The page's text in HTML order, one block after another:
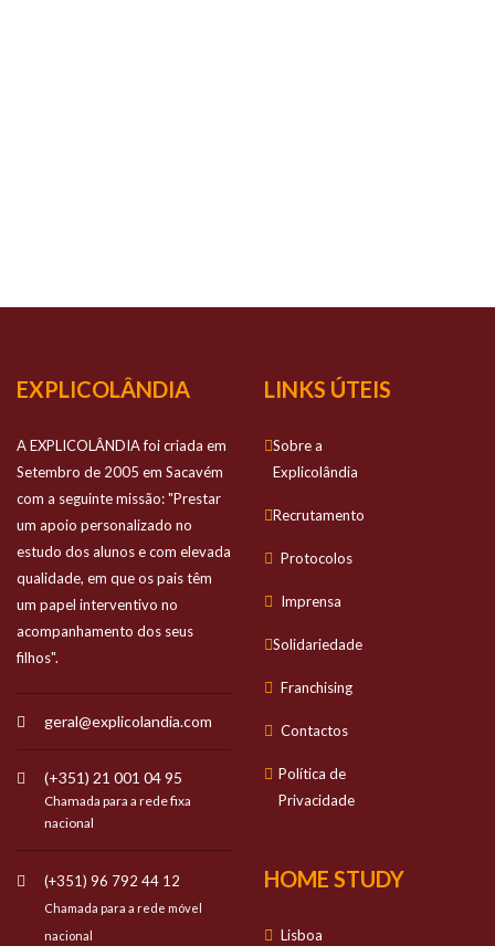
EXPLICOLÂNDIA
A EXPLICOLÂNDIA foi criada em
Setembro de 2005 em Sacavém
com a seguinte missão: "Prestar
um apoio personalizado no
estudo dos alunos e com elevada
qualidade, em que os pais têm
um papel interventivo no
acompanhamento dos seus
filhos".
geral@explicolandia.com
(+351) 21 001 04 95
Chamada para a rede fixa
nacional
(+351) 96 792 44 12
Chamada para a rede móvel
nacional
LINKS ÚTEIS
Sobre a
Explicolândia
Recrutamento
Protocolos
Imprensa
Solidariedade
Franchising
Contactos
Política de
Privacidade
HOME STUDY
Lisboa